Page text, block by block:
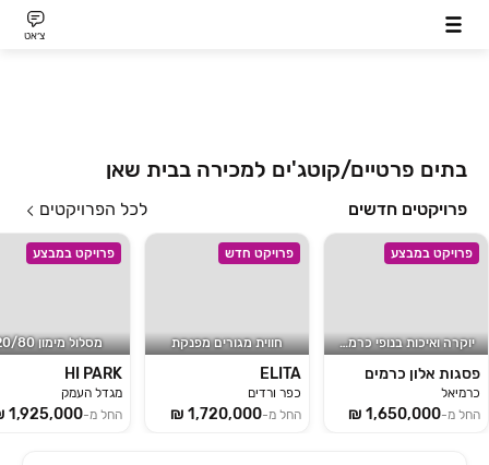
צ׳אט
בתים פרטיים/קוטג'ים למכירה בבית שאן
פרויקטים חדשים לכל הפרויקטים
פרויקט במבצע
יוקרה ואיכות בנופי כרמיאל
פסגות אלון כרמים
כרמיאל
החל מ-
פרויקט חדש
חווית מגורים מפנקת
ELITA
כפר ורדים
החל מ-
פרויקט במבצע
מסלול מימון 20/80
HI PARK
מגדל העמק
החל מ-